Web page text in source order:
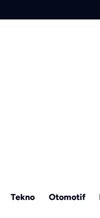
Tekno Otomotif